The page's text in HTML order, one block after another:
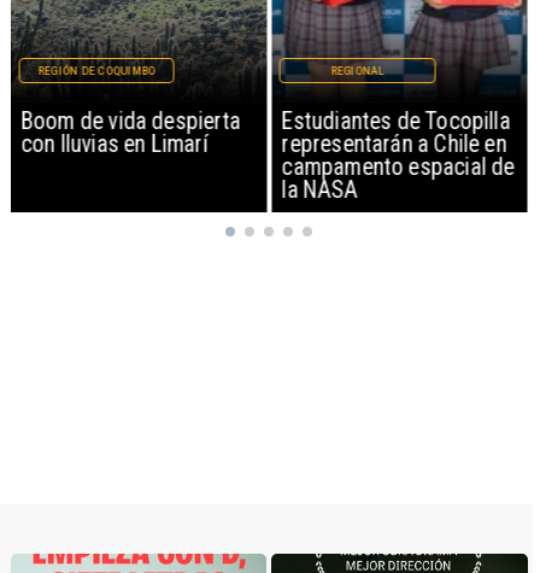
Boom de vida despierta
con lluvias en Limarí
REGIÓN DE COQUIMBO
Estudiantes de Tocopilla
representarán a Chile en
campamento espacial de
la NASA
REGIONAL